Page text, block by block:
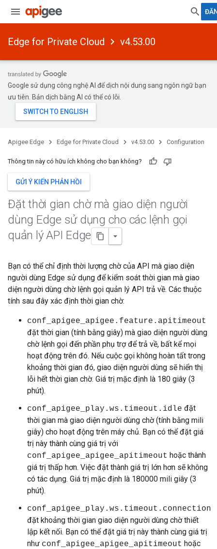
Edge for Private Cloud v4.53.00
Google sử dụng công nghệ AI để dịch nội dung sang ngôn ngữ bạn
ưu tiên. Bản dịch bằng AI có thể có lỗi.
Apigee Edge Edge for Private Cloud v4.53.00 Configuration
Thông tin này có hữu ích không cho bạn không?
GỬI Ý KIẾN PHẢN HỒI
Đặt thời gian chờ mà giao diện người
dùng Edge sử dụng cho các lệnh gọi
quản lý API Edge
Bạn có thể chỉ định thời lượng chờ của API mà giao diện
người dùng Edge sử dụng để kiểm soát thời gian mà giao
diện người dùng chờ lệnh gọi quản lý API trả về. Các thuộc
tính sau đây xác định thời gian chờ:
conf_apigee_apigee.feature.apitimeout
đặt thời gian (tính bằng giây) mà giao diện người dùng
chờ lệnh gọi đến phần phụ trợ để trả về, bất kể mọi
hoạt động trên đó. Nếu cuộc gọi không hoàn tất trong
khoảng thời gian đó, giao diện người dùng sẽ hiển thị
lỗi hết thời gian chờ. Giá trị mặc định là 180 giây (3
phút).
conf_apigee_play.ws.timeout.idle đặt
thời gian mà giao diện người dùng chờ (tính bằng mili
giây) cho hoạt động trên máy chủ. Bạn có thể đặt giá
trị này thành cùng giá trị với
conf_apigee_apigee_apitimeout hoặc thành
giá trị thấp hơn. Việc đặt thành giá trị lớn hơn sẽ không
có tác dụng. Giá trị mặc định là 180000 mili giây (3
phút).
conf_apigee_play.ws.timeout.connection
đặt khoảng thời gian giao diện người dùng chờ thiết
lập kết nối. Bạn có thể đặt giá trị này thành cùng giá trị
như conf_apigee_apigee_apitimeout hoặc